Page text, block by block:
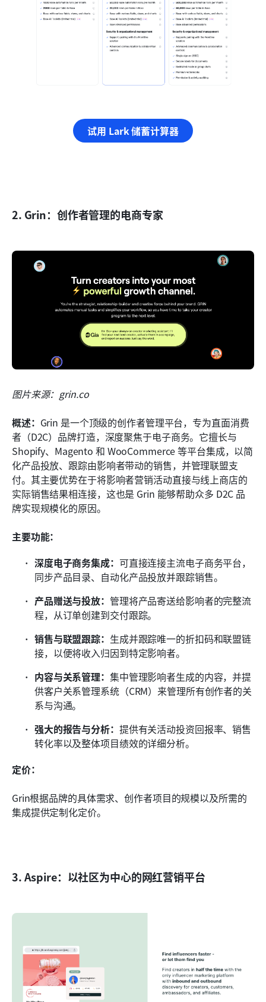
试用 Lark 储蓄计算器
2. Grin：创作者管理的电商专家
图片来源：grin.co
概述： Grin 是一个顶级的创作者管理平台，专为直面消费
者（D2C）品牌打造，深度聚焦于电子商务。它擅长与
Shopify、Magento 和 WooCommerce 等平台集成，以简
化产品投放、跟踪由影响者带动的销售，并管理联盟支
付。其主要优势在于将影响者营销活动直接与线上商店的
实际销售结果相连接，这也是 Grin 能够帮助众多 D2C 品
牌实现规模化的原因。
主要功能：
深度电子商务集成： 可直接连接主流电子商务平台，
同步产品目录、自动化产品投放并跟踪销售。
产品赠送与投放： 管理将产品寄送给影响者的完整流
程，从订单创建到交付跟踪。
销售与联盟跟踪： 生成并跟踪唯一的折扣码和联盟链
接，以便将收入归因到特定影响者。
内容与关系管理： 集中管理影响者生成的内容，并提
供客户关系管理系统（CRM）来管理所有创作者的关
系与沟通。
强大的报告与分析： 提供有关活动投资回报率、销售
转化率以及整体项目绩效的详细分析。
定价：
Grin根据品牌的具体需求、创作者项目的规模以及所需的
集成提供定制化定价。
3. Aspire：以社区为中心的网红营销平台